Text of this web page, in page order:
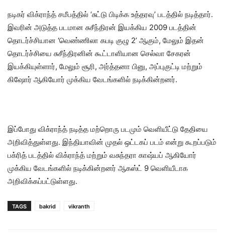
நடிகர் விக்ராந்த் சமீபத்தில் ‘சுட்டு பிடிக்க உத்தரவு’ படத்தில் நடித்தார்.
இவரின் அடுத்த படமான சுசீந்திரன் இயக்கிய 2009 படத்தின்
தொடர்ச்சியான ‘வெண்ணிலா கபடி குழு 2’ ஆகும், மேலும் இதன்
தொடர்ச்சியை சுசீந்திரனின் கூட்டாளியான செல்வா சேகரன்
இயக்கியுள்ளார், மேலும் சூரி, அர்த்தனா பினு, அப்புகுட்டி மற்றும்
கிஷோர் ஆகியோர் முக்கிய வேடங்களில் நடிக்கின்றனர்.
இப்போது விக்ராந்த் நடித்த மற்றொரு படமும் வெளியீட்டு தேதியை
அறிவித்துள்ளது. இந்தியாவின் முதல் ஒட்டகப் படம் என்று கூறப்படும்
பக்ரித் படத்தில் விக்ராந்த் மற்றும் வசுந்தரா காஷ்யப் ஆகியோர்
முக்கிய வேடங்களில் நடிக்கின்றனர் ஆகஸ்ட் 9 வெளியீடாக
அறிவிக்கப்பட்டுள்ளது.
TAGS bakrid vikranth